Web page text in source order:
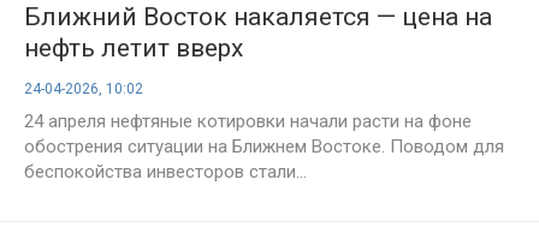
Ближний Восток накаляется — цена на
нефть летит вверх
24-04-2026, 10:02
24 апреля нефтяные котировки начали расти на фоне
обострения ситуации на Ближнем Востоке. Поводом для
беспокойства инвесторов стали...